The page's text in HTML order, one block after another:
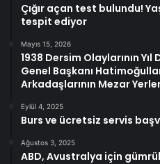
Çığır açan test bulundu!
tespit ediyor
Mayıs 15, 2026
1938 Dersim Olaylarının
Genel Başkanı
Arkadaşlarının Mezar
Eylül 4, 2025
Burs ve ücretsiz servis
Ağustos 3, 2025
ABD, Avustralya için